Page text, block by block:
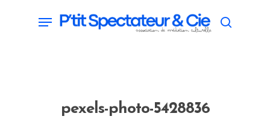
search
Menu
pexels-photo-5428836